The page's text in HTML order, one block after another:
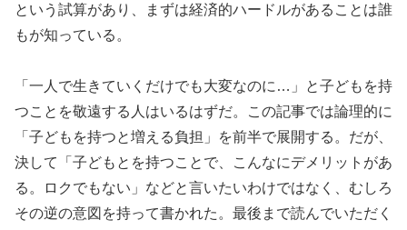
という試算があり、まずは経済的ハードルがあることは誰
もが知っている。
「一人で生きていくだけでも大変なのに…」と子どもを持
つことを敬遠する人はいるはずだ。この記事では論理的に
「子どもを持つと増える負担」を前半で展開する。だが、
決して「子どもとを持つことで、こんなにデメリットがあ
る。ロクでもない」などと言いたいわけではなく、むしろ
その逆の意図を持って書かれた。最後まで読んでいただく